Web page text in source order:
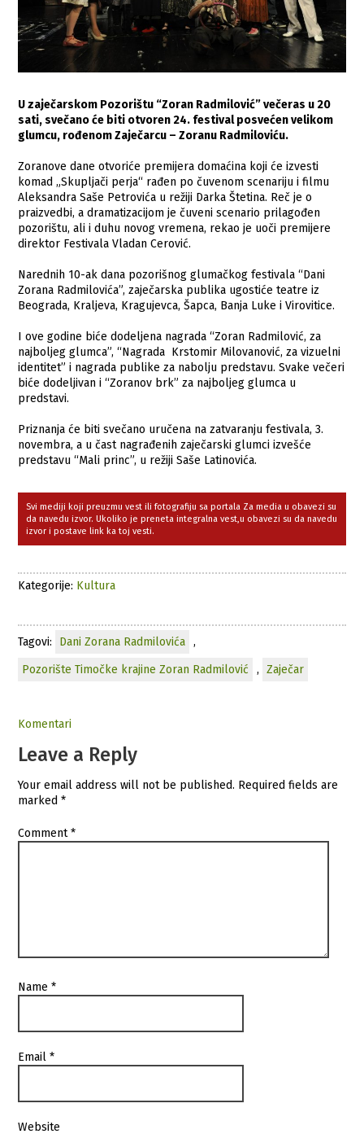
U zaječarskom Pozorištu “Zoran Radmilović” večeras u 20
sati, svečano će biti otvoren 24. festival posvećen velikom
glumcu, rođenom Zaječarcu – Zoranu Radmiloviću.
Zoranove dane otvoriće premijera domaćina koji će izvesti
komad „Skupljači perja“ rađen po čuvenom scenariju i filmu
Aleksandra Saše Petrovića u režiji Darka Štetina. Reč je o
praizvedbi, a dramatizacijom je čuveni scenario prilagođen
pozorištu, ali i duhu novog vremena, rekao je uoči premijere
direktor Festivala Vladan Cerović.
Narednih 10-ak dana pozorišnog glumačkog festivala “Dani
Zorana Radmilovića”, zaječarska publika ugostiće teatre iz
Beograda, Kraljeva, Kragujevca, Šapca, Banja Luke i Virovitice.
I ove godine biće dodeljena nagrada “Zoran Radmilović, za
najboljeg glumca”, “Nagrada Krstomir Milovanović, za vizuelni
identitet” i nagrada publike za nabolju predstavu. Svake večeri
biće dodeljivan i “Zoranov brk” za najboljeg glumca u
predstavi.
Priznanja će biti svečano uručena na zatvaranju festivala, 3.
novembra, a u čast nagrađenih zaječarski glumci izvešće
predstavu “Mali princ”, u režiji Saše Latinovića.
Svi mediji koji preuzmu vest ili fotografiju sa portala Za media u obavezi su
da navedu izvor. Ukoliko je preneta integralna vest,u obavezi su da navedu
izvor i postave link ka toj vesti.
Kategorije: Kultura
Tagovi: Dani Zorana Radmilovića
,
Pozorište Timočke krajine Zoran Radmilović
, Zaječar
Komentari
Leave a Reply
Your email address will not be published. Required fields are
marked*
Comment*
Name*
Email*
Website